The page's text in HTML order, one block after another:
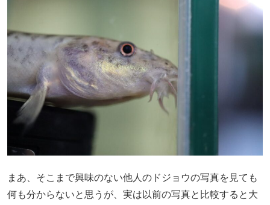
まあ、そこまで興味のない他人のドジョウの写真を見ても
何も分からないと思うが、実は以前の写真と比較すると大